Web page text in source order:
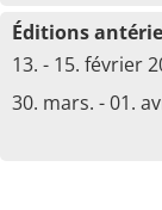
Éditions
13. - 15. février
30. mars. - 01.